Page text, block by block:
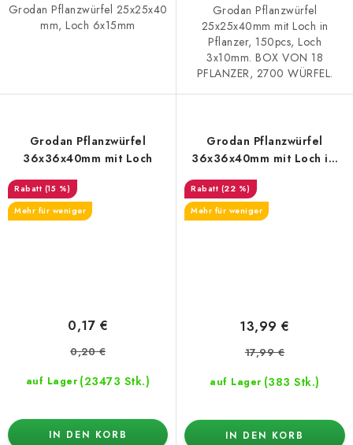
Grodan Pflanzwürfel 25x25x40
mm, Loch 6x15mm
Grodan Pflanzwürfel
25x25x40mm mit Loch in
Pflanzer, 150pcs, Loch
3x10mm. BOX VON 18
PFLANZER, 2700 WÜRFEL.
Grodan Pflanzwürfel
36x36x40mm mit Loch
(15 %)
Mehr für weniger
auf Lager (23473 Stk.)
0,17 €
0,20 €
IN DEN KORB
Grodan Pflanzwürfel
36x36x40mm mit Loch im
(22 %)
Mehr für weniger
auf Lager (383 Stk.)
13,99 €
17,99 €
IN DEN KORB